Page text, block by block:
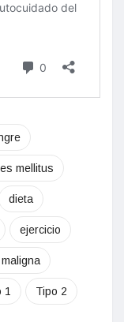
mellitus
dieta
ejercicio
1 Tipo 2